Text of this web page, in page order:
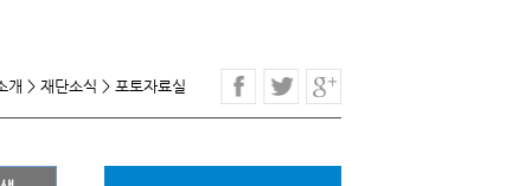
개 > 재단소식 > 포토자료실